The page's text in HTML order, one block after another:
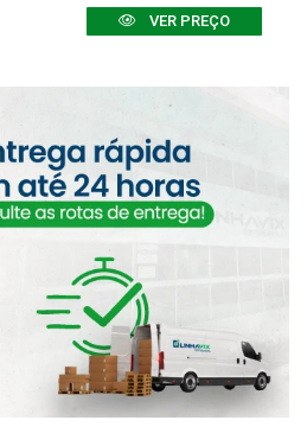
VER PREÇO